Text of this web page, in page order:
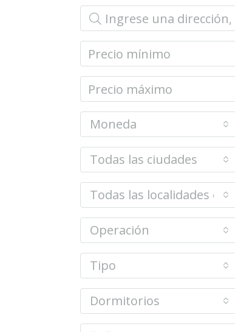
Moneda
Todas las ciudades
Todas las localidades o
Operación
Tipo
Dormitorios